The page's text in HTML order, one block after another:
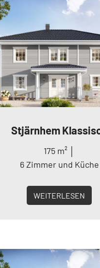
Stjärnhem
175 m² │
6 Zimmer und Küche
WEITERLESEN